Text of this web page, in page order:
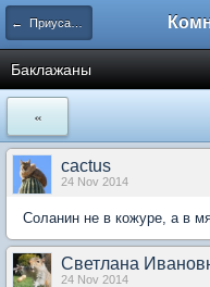
← Приусадебный сад
Баклажаны
«
cactus
24 Nov 2014
Соланин не в кожуре, а в
Светлана
24 Nov 2014